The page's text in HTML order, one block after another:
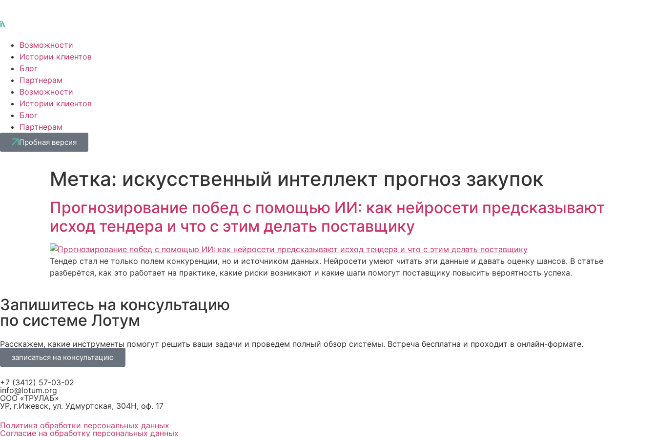
Возможности
Истории клиентов
Блог
Партнерам
Возможности
Истории клиентов
Блог
Партнерам
Пробная версия
Метка: искусственный интеллект прогноз закупок
Прогнозирование побед с помощью ИИ: как нейросети предсказывают
исход тендера и что с этим делать поставщику
Тендер стал не только полем конкуренции, но и источником данных. Нейросети умеют читать эти данные и давать оценку шансов. В статье
разберётся, как это работает на практике, какие риски возникают и какие шаги помогут поставщику повысить вероятность успеха.
Запишитесь на консультацию
по системе Лотум
Расскажем, какие инструменты помогут решить ваши задачи и проведем полный обзор системы. Встреча бесплатна и проходит в онлайн-формате.
записаться на консультацию
+7 (3412) 57-03-02
info@lotum.org
ООО «ТРУЛАБ»
УР, г.Ижевск, ул. Удмуртская, 304Н, оф. 17
Политика обработки персональных данных
Согласие на обработку персональных данных